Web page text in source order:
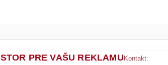
PRE VAŠU REKLAMUKontakt: